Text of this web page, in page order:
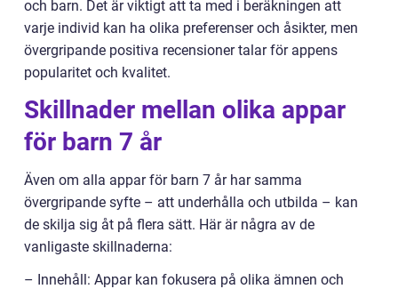
och barn. Det är viktigt att ta med i beräkningen att
varje individ kan ha olika preferenser och åsikter, men
övergripande positiva recensioner talar för appens
popularitet och kvalitet.
Skillnader mellan olika appar
för barn 7 år
Även om alla appar för barn 7 år har samma
övergripande syfte – att underhålla och utbilda – kan
de skilja sig åt på flera sätt. Här är några av de
vanligaste skillnaderna:
– Innehåll: Appar kan fokusera på olika ämnen och